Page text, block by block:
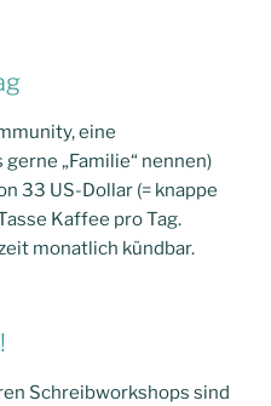
eine
„Familie“ nennen)
33 US-Dollar (= knappe
Kaffee pro Tag.
monatlich kündbar.
Schreibworkshops sind